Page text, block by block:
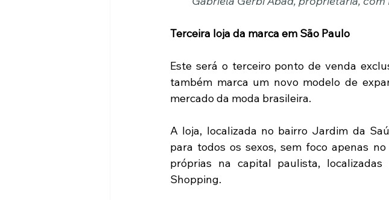
Terceira loja da marca em São Paulo
Este será o terceiro ponto de venda
também marca um novo modelo de
mercado da moda brasileira.
A loja, localizada no bairro Jardim da
para todos os sexos, sem foco apenas
próprias na capital paulista,
Shopping.